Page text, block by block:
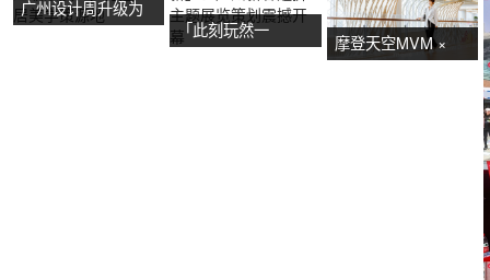
广州设计周升级为
「此刻玩然一
摩登天空MVM ×